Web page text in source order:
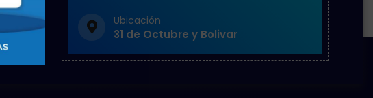
Ubicación
31 de Octubre y Bolivar